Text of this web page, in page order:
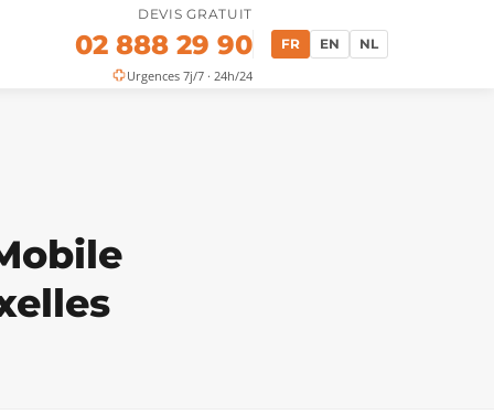
DEVIS GRATUIT
02 888 29 90
Urgences 7j/7 · 24h/24
FR EN NL